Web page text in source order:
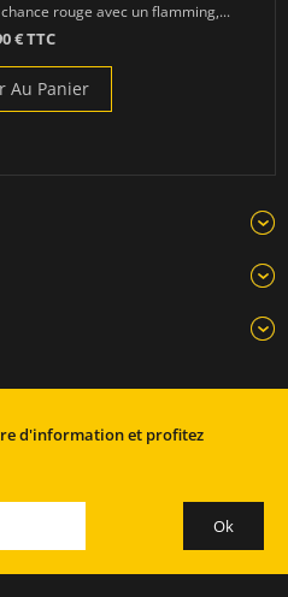
rouge avec un flamming,...
€ TTC
Au Panier
d'information et profitez